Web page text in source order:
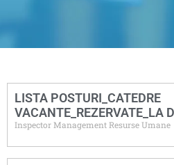
LISTA POSTURI_CATEDRE
VACANTE_REZERVATE_LA
Inspector Management Resurse Umane